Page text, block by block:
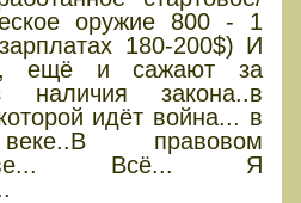
оружие 800 - 1
180-200$) И
ещё и сажают за
наличия закона..в
идёт война... в
правовом
Всё... Я